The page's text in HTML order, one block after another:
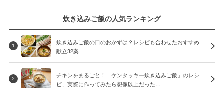
炊き込みご飯の人気ランキング
1
炊き込みご飯の日のおかずは？レシピも合わせたおすすめ
献立32案
2
チキンをまるごと！「ケンタッキー炊き込みご飯」のレシ
ピ、実際に作ってみたら想像以上だった…